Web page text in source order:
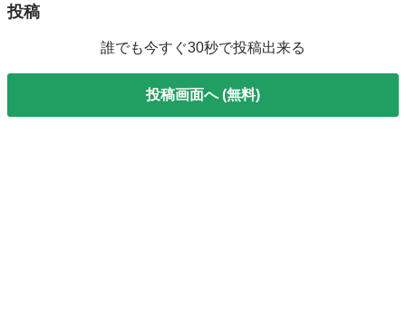
投稿
誰でも今すぐ30秒で投稿出来る
投稿画面へ (無料)